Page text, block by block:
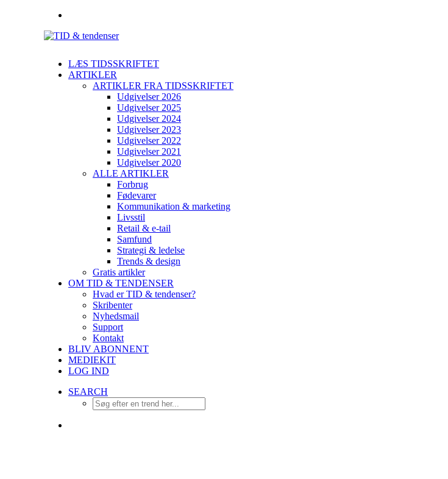
LÆS TIDSSKRIFTET
ARTIKLER
ARTIKLER FRA TIDSSKRIFTET
Udgivelser 2026
Udgivelser 2025
Udgivelser 2024
Udgivelser 2023
Udgivelser 2022
Udgivelser 2021
Udgivelser 2020
ALLE ARTIKLER
Forbrug
Fødevarer
Kommunikation & marketing
Livsstil
Retail & e-tail
Samfund
Strategi & ledelse
Trends & design
Gratis artikler
OM TID & TENDENSER
Hvad er TID & tendenser?
Skribenter
Nyhedsmail
Support
Kontakt
BLIV ABONNENT
MEDIEKIT
LOG IND
SEARCH